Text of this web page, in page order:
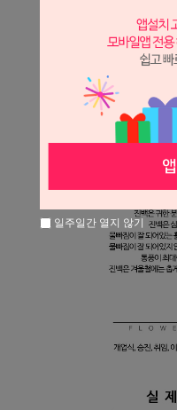
일주일간 열지 않기